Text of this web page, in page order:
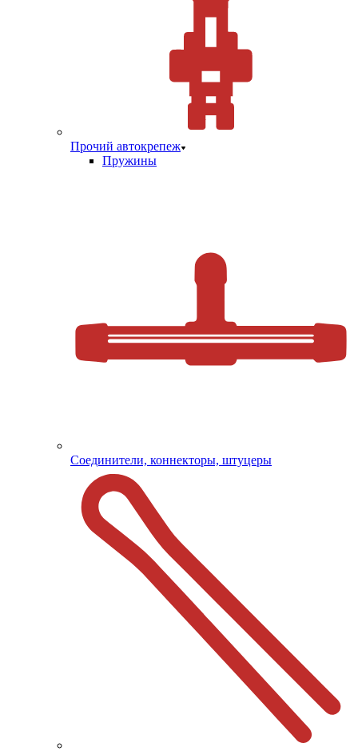
Прочий автокрепеж
Пружины
Соединители, коннекторы, штуцеры